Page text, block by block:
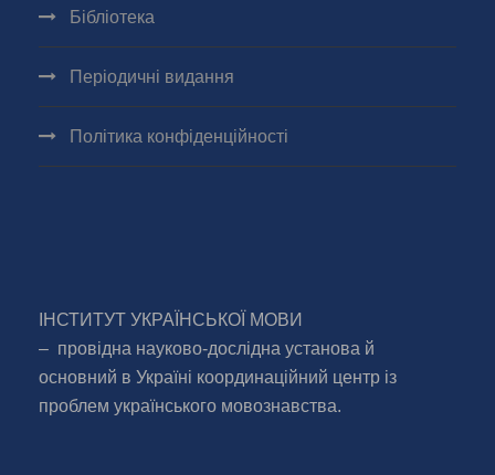
Бібліотека
Періодичні видання
Політика конфіденційності
ІНСТИТУТ УКРАЇНСЬКОЇ МОВИ
– провідна науково-дослідна установа й
основний в Україні координаційний центр із
проблем українського мовознавства.